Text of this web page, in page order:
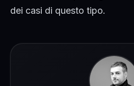
dei casi di questo tipo.